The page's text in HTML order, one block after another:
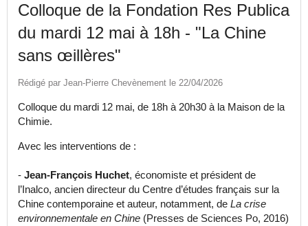
Colloque de la Fondation Res Publica
du mardi 12 mai à 18h - "La Chine
sans œillères"
Rédigé par Jean-Pierre Chevènement le 22/04/2026
Colloque du mardi 12 mai, de 18h à 20h30 à la Maison de la
Chimie.
Avec les interventions de :
- Jean-François Huchet, économiste et président de
l’Inalco, ancien directeur du Centre d’études français sur la
Chine contemporaine et auteur, notamment, de La crise
environnementale en Chine (Presses de Sciences Po, 2016)